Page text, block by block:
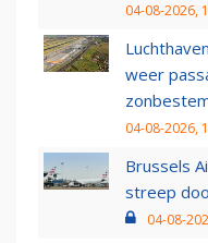
04-08-2026,
weer
04-08-2026,
Brussels
streep
04-08-